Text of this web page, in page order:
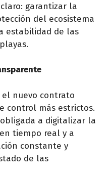
garantizar la
del ecosistema
estabilidad de las
nuevo contrato
control más estrictos.
a digitalizar la
tiempo real y a
constante y
de las